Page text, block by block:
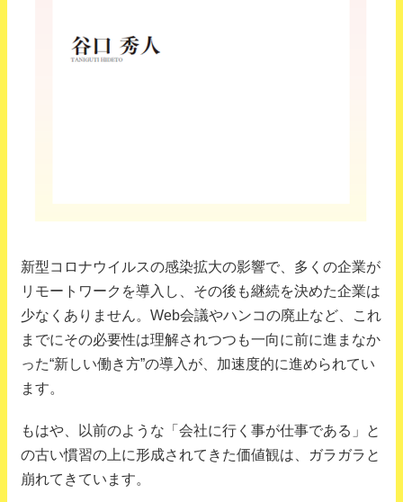
新型コロナウイルスの感染拡大の影響で、多くの企業が
リモートワークを導入し、その後も継続を決めた企業は
少なくありません。Web会議やハンコの廃止など、これ
までにその必要性は理解されつつも一向に前に進まなか
った“新しい働き方”の導入が、加速度的に進められてい
ます。
もはや、以前のような「会社に行く事が仕事である」と
の古い慣習の上に形成されてきた価値観は、ガラガラと
崩れてきています。